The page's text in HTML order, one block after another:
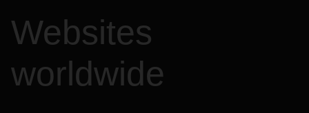
Websites
worldwide